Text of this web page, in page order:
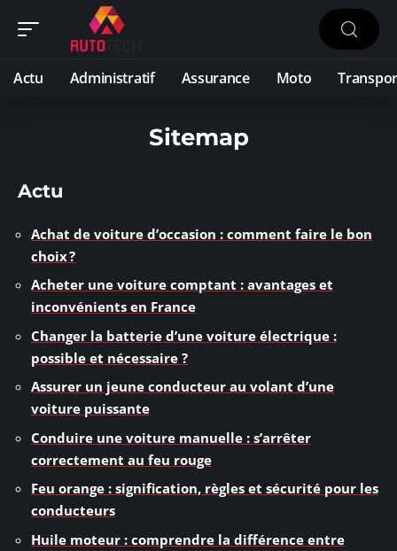
Actu Administratif Assurance Moto
Sitemap
Actu
Achat de voiture d’occasion : comment faire le bon
choix ?
Acheter une voiture comptant : avantages et
inconvénients en France
Changer la batterie d’une voiture électrique :
possible et nécessaire ?
Assurer un jeune conducteur au volant d’une
voiture puissante
Conduire une voiture manuelle : s’arrêter
correctement au feu rouge
Feu orange : signification, règles et sécurité pour les
conducteurs
Huile moteur : comprendre la différence entre